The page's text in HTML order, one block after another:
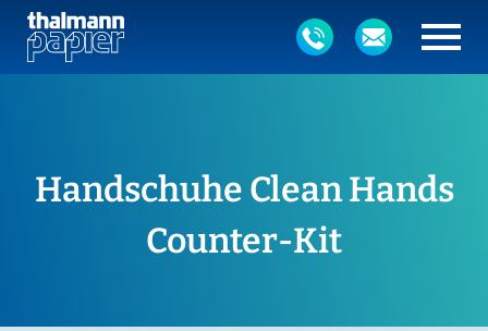
Handschuhe Clean Hands
Counter-Kit